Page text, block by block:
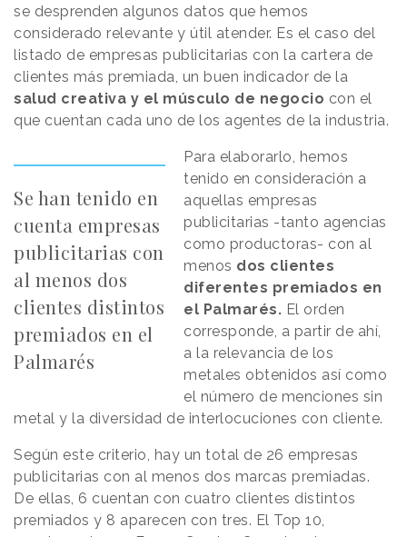
se desprenden algunos datos que hemos
considerado relevante y útil atender. Es el caso del
listado de empresas publicitarias con la cartera de
clientes más premiada, un buen indicador de la
salud creativa y el músculo de negocio con el
que cuentan cada uno de los agentes de la industria.
Se han tenido en
cuenta empresas
publicitarias con
al menos dos
clientes distintos
premiados en el
Palmarés
Para elaborarlo, hemos
tenido en consideración a
aquellas empresas
publicitarias -tanto agencias
como productoras- con al
menos dos clientes
diferentes premiados en
el Palmarés. El orden
corresponde, a partir de ahí,
a la relevancia de los
metales obtenidos así como
el número de menciones sin
metal y la diversidad de interlocuciones con cliente.
Según este criterio, hay un total de 26 empresas
publicitarias con al menos dos marcas premiadas.
De ellas, 6 cuentan con cuatro clientes distintos
premiados y 8 aparecen con tres. El Top 10,